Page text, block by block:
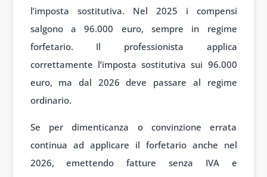
l’imposta sostitutiva. Nel 2025 i compensi
salgono a 96.000 euro, sempre in regime
forfetario. Il professionista applica
correttamente l’imposta sostitutiva sui 96.000
euro, ma dal 2026 deve passare al regime
ordinario.
Se per dimenticanza o convinzione errata
continua ad applicare il forfetario anche nel
2026, emettendo fatture senza IVA e